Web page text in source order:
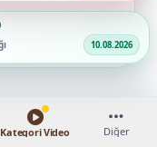
10.08.2026
Kategori Video Diğer